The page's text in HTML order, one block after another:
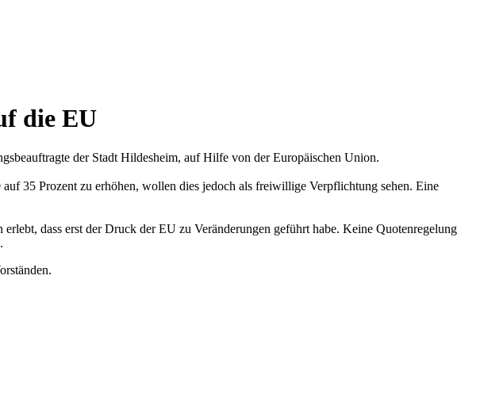
die EU
der Stadt Hildesheim, auf Hilfe von der Europäischen Union.
35 Prozent zu erhöhen, wollen dies jedoch als freiwillige Verpflichtung sehen. Eine
dass erst der Druck der EU zu Veränderungen geführt habe. Keine Quotenregelung